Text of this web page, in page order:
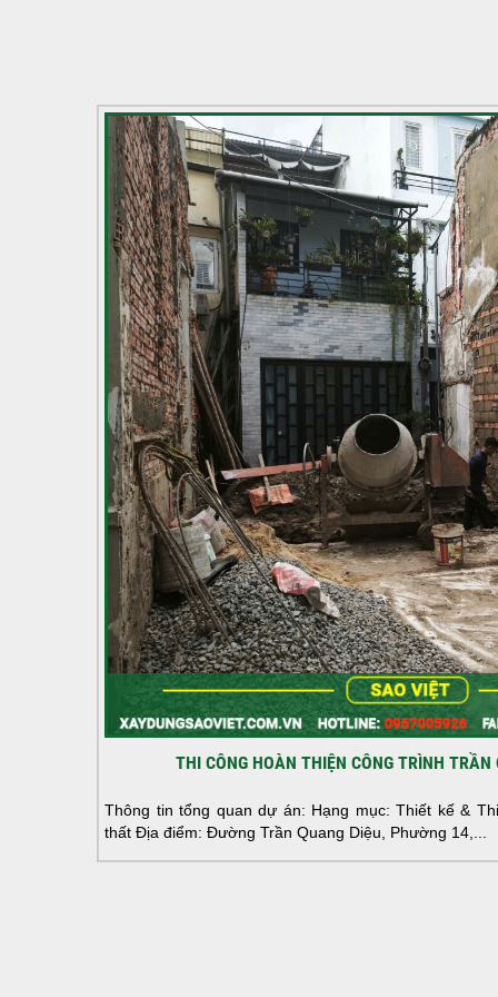
THI CÔNG HOÀN THIỆN CÔNG TRÌNH TRẦN
Thông tin tổng quan dự án: Hạng mục: Thiết kế &
thất Địa điểm: Đường Trần Quang Diệu, Phường 14,...